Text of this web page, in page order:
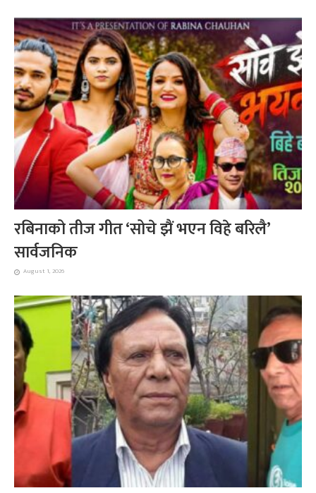
रबिनाको तीज गीत ‘सोचे झैं भएन विहे बरिलै’
सार्वजनिक
August 1, 2026